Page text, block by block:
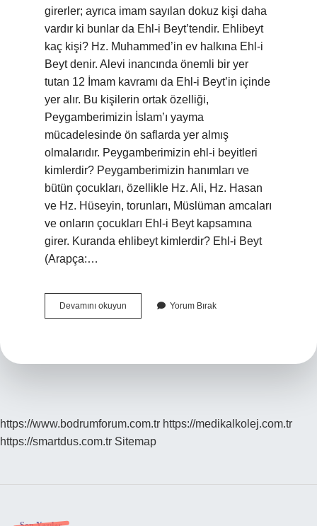
girerler; ayrıca imam sayılan dokuz kişi daha
vardır ki bunlar da Ehl-i Beyt’tendir. Ehlibeyt
kaç kişi? Hz. Muhammed’in ev halkına Ehl-i
Beyt denir. Alevi inancında önemli bir yer
tutan 12 İmam kavramı da Ehl-i Beyt’in içinde
yer alır. Bu kişilerin ortak özelliği,
Peygamberimizin İslam’ı yayma
mücadelesinde ön saflarda yer almış
olmalarıdır. Peygamberimizin ehl-i beyitleri
kimlerdir? Peygamberimizin hanımları ve
bütün çocukları, özellikle Hz. Ali, Hz. Hasan
ve Hz. Hüseyin, torunları, Müslüman amcaları
ve onların çocukları Ehl-i Beyt kapsamına
girer. Kuranda ehlibeyt kimlerdir? Ehl-i Beyt
(Arapça:…
Devamını okuyun
Ehlibeyt
Yorum Bırak
https://www.bodrumforum.com.tr https://medikalkolej.com.tr
https://smartdus.com.tr Sitemap